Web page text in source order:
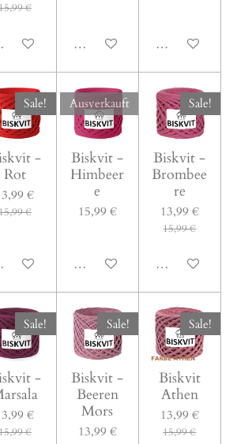
€
den WarenkorbIn den WarenkorbIn den
Sale!
-
Rot
€
€
den Warenkorb
Ausverkauft
Biskvit -
Himbeer
e
15,99 €
Bei Verfügbarkeit
Sale!
Biskvit -
Brombee
re
13,99 €
15,99 €
In den
Sale!
-
€
€
Sale!
Biskvit -
Beeren
Mors
13,99 €
Sale!
Biskvit
Athen
13,99 €
15,99 €